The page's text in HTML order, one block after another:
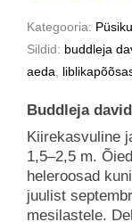
Kategooria:
Sildid: buddleja
aeda,
Buddleja
Kiirekasvuline
1,5–2,5 m.
heleroosad
juulist
mesilastele.